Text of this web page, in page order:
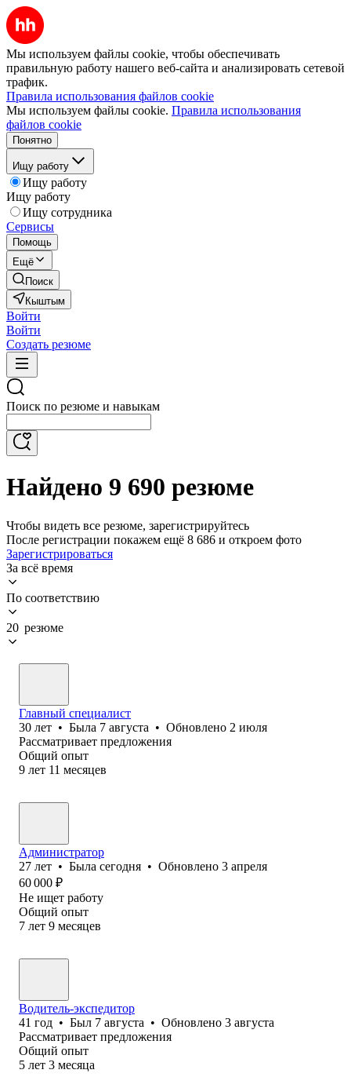
Мы используем файлы cookie, чтобы обеспечивать
правильную работу нашего веб-сайта и анализировать сетевой
трафик.
Правила использования файлов cookie
Мы используем файлы cookie. Правила использования
файлов cookie
Понятно
Ищу работу
Ищу работу
Ищу работу
Ищу сотрудника
Сервисы
Помощь
Ещё
Поиск
Кыштым
Войти
Войти
Создать резюме
Поиск по резюме и навыкам
Найдено 9 690 резюме
Чтобы видеть все резюме, зарегистрируйтесь
После регистрации покажем ещё 8 686 и откроем фото
Зарегистрироваться
За всё время
По соответствию
20 резюме
Главный специалист
30 лет • Была 7 августа • Обновлено 2 июля
Рассматривает предложения
Общий опыт
9 лет 11 месяцев
Администратор
27 лет • Была сегодня • Обновлено 3 апреля
60 000 ₽
Не ищет работу
Общий опыт
7 лет 9 месяцев
Водитель-экспедитор
41 год • Был 7 августа • Обновлено 3 августа
Рассматривает предложения
Общий опыт
5 лет 3 месяца